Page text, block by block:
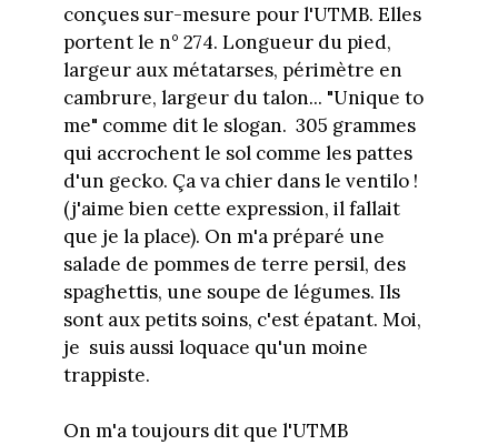
conçues sur-mesure pour l'UTMB. Elles
portent le n° 274. Longueur du pied,
largeur aux métatarses, périmètre en
cambrure, largeur du talon... "Unique to
me" comme dit le slogan. 305 grammes
qui accrochent le sol comme les pattes
d'un gecko. Ça va chier dans le ventilo !
(j'aime bien cette expression, il fallait
que je la place). On m'a préparé une
salade de pommes de terre persil, des
spaghettis, une soupe de légumes. Ils
sont aux petits soins, c'est épatant. Moi,
je suis aussi loquace qu'un moine
trappiste.
On m'a toujours dit que l'UTMB